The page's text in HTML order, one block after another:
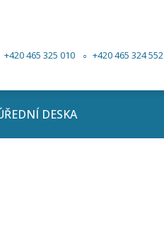
+420 465 325 010 +420 465 324 552
DESKA